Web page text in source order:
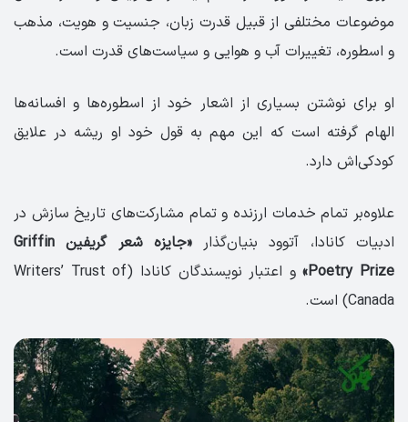
موضوعات مختلفی از قبیل قدرت زبان، جنسیت و هویت، مذهب
و اسطوره، تغییرات آب و هوایی و سیاست‌های قدرت است.
او برای نوشتن بسیاری از اشعار خود از اسطوره‌ها و افسانه‌ها
الهام گرفته است که این مهم به قول خود او ریشه در علایق
کودکی‌اش دارد.
علاوه‌بر تمام خدمات ارزنده و تمام مشارکت‌های تاریخ سازش در
ادبیات کانادا، آتوود بنیان‌گذار
«جایزه شعر گریفین Griffin
Poetry Prize»
و اعتبار نویسندگان کانادا (Writers’ Trust of
Canada) است.